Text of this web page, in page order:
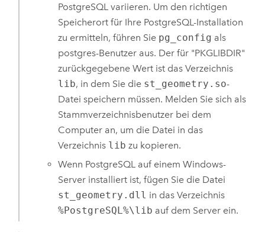
PostgreSQL variieren. Um den richtigen
Speicherort für Ihre PostgreSQL-Installation
zu ermitteln, führen Sie pg_config als
postgres-Benutzer aus. Der für "PKGLIBDIR"
zurückgegebene Wert ist das Verzeichnis
lib, in dem Sie die st_geometry.so-
Datei speichern müssen. Melden Sie sich als
Stammverzeichnisbenutzer bei dem
Computer an, um die Datei in das
Verzeichnis lib zu kopieren.
Wenn PostgreSQL auf einemWindows-
Server installiert ist, fügen Sie die Datei
st_geometry.dll in das Verzeichnis
%PostgreSQL%\lib auf dem Server ein.